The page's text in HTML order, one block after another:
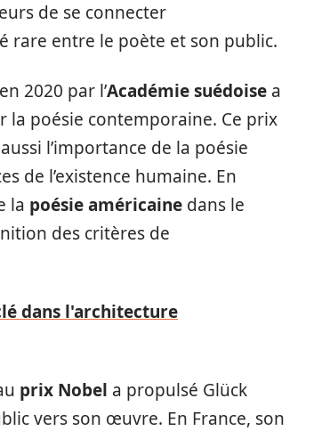
de se connecter
rare entre le poète et son public.
2020 par l’Académie suédoise a
la poésie contemporaine. Ce prix
l’importance de la poésie
de l’existence humaine. En
la poésie américaine dans le
des critères de
dans l'architecture
prix Nobel a propulsé Glück
vers son œuvre. En France, son